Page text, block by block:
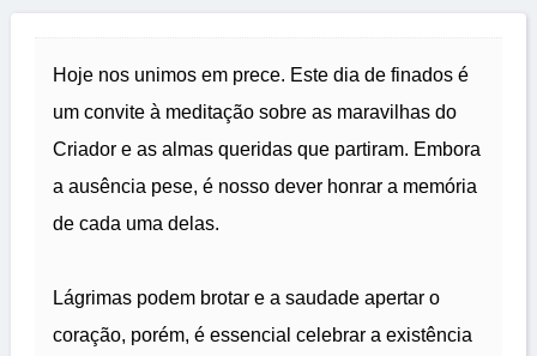
Hoje nos unimos em prece. Este dia de finados é
um convite à meditação sobre as maravilhas do
Criador e as almas queridas que partiram. Embora
a ausência pese, é nosso dever honrar a memória
de cada uma delas.
Lágrimas podem brotar e a saudade apertar o
coração, porém, é essencial celebrar a existência